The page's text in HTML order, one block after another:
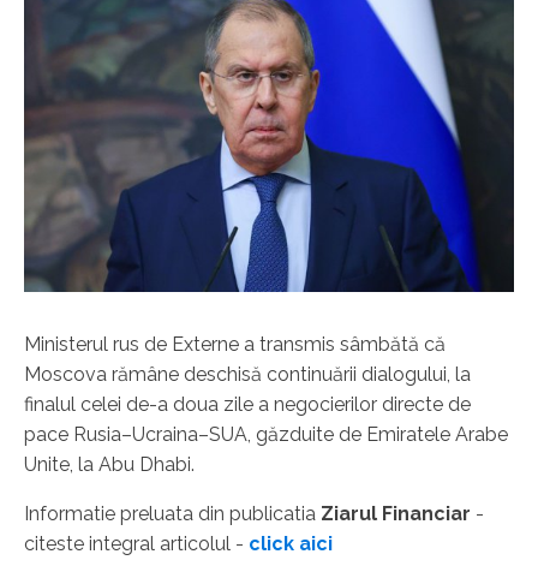
Ministerul rus de Externe a transmis sâmbătă că
Moscova rămâne deschisă continuării dialogului, la
finalul celei de-a doua zile a negocierilor directe de
pace Rusia–Ucraina–SUA, găzduite de Emiratele Arabe
Unite, la Abu Dhabi.
Informatie preluata din publicatia Ziarul Financiar -
citeste integral articolul - click aici